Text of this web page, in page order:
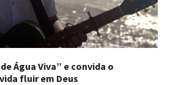
Água Viva” e convida o
fluir em Deus